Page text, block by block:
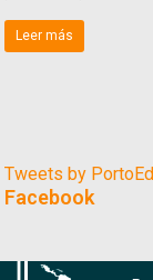
Leer más
Tweets by
Facebook